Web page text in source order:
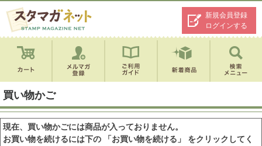
新規会員登録
ログインする
買い物かご
現在、買い物かごには商品が入っておりません。
お買い物を続けるには下の 「お買い物を続ける」 をクリックしてく